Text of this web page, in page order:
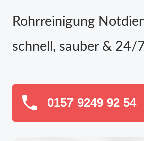
Rohrreinigung
schnell, sauber & 24/
0157 9249 92 54